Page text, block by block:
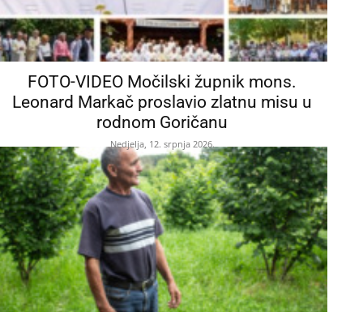
FOTO-VIDEO Močilski župnik mons.
Leonard Markač proslavio zlatnu misu u
rodnom Goričanu
Nedjelja, 12. srpnja 2026.